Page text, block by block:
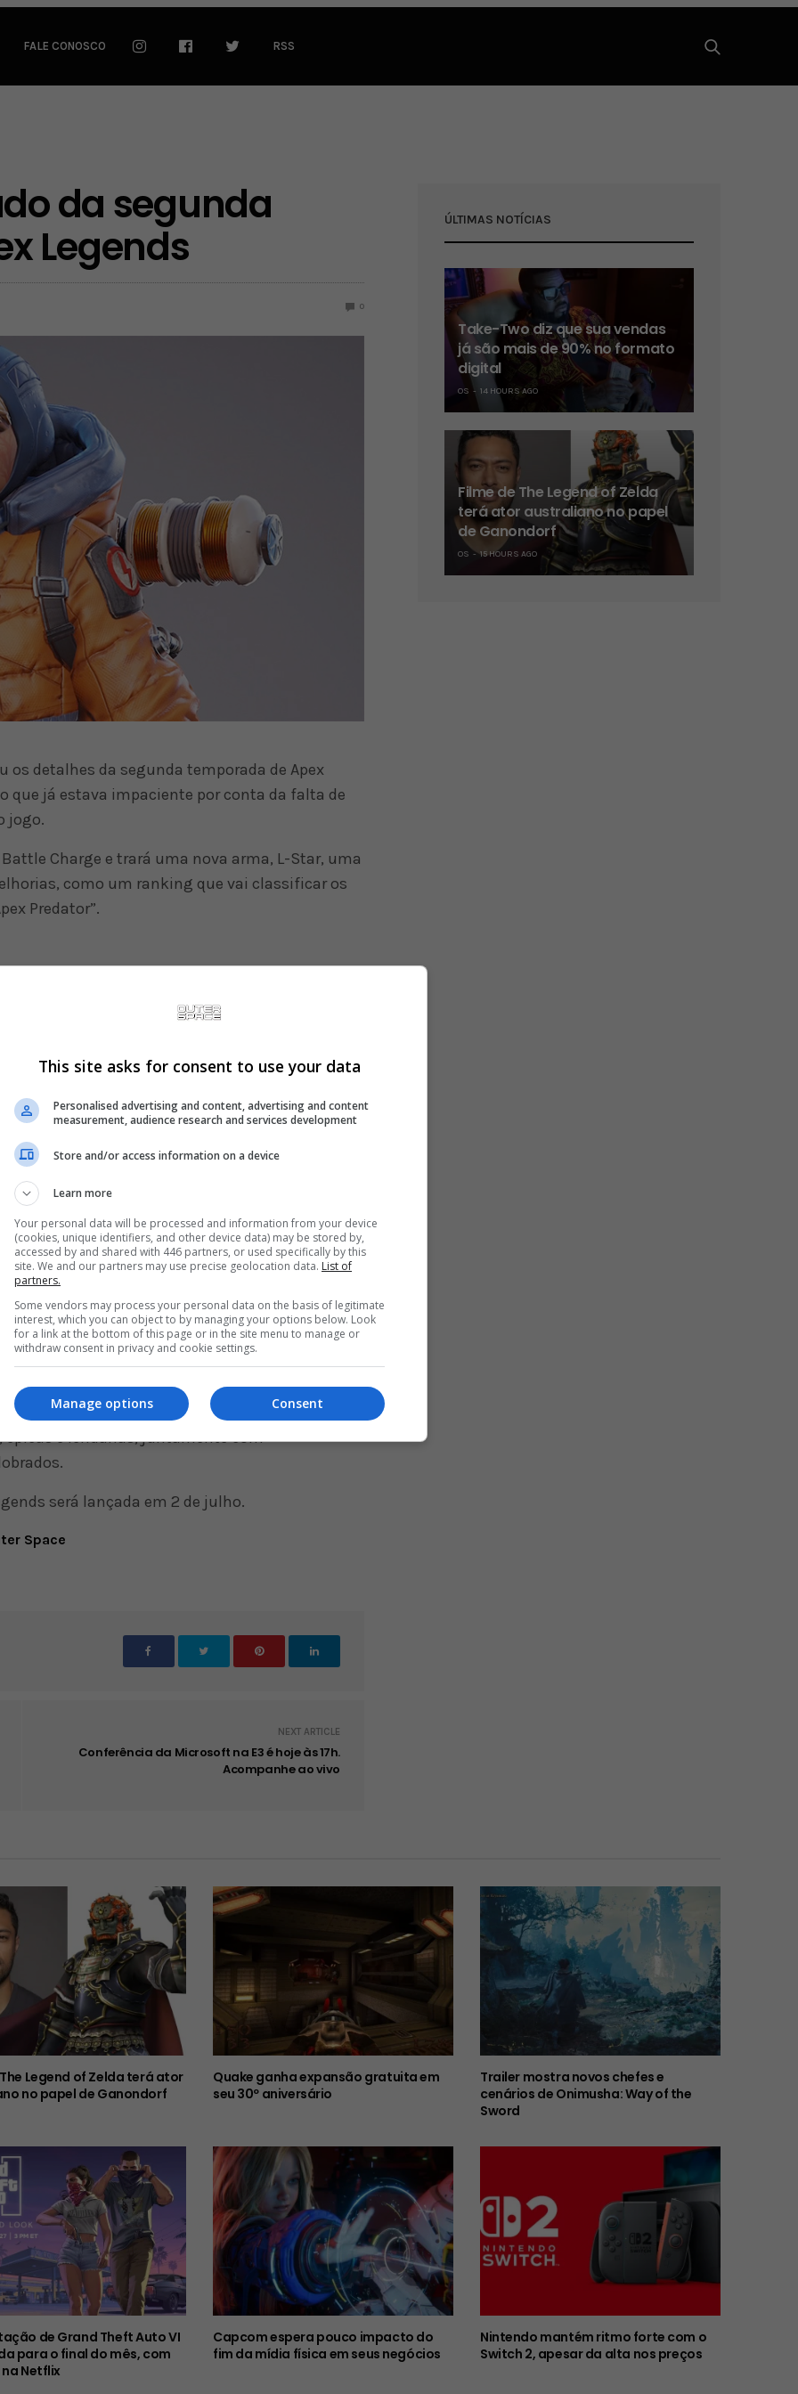
FALE CONOSCO RSS
da segunda
Legends
0
os detalhes da segunda temporada de Apex
que já estava impaciente por conta da falta de
jogo.
Charge e trará uma nova arma, L-Star, uma
como um ranking que vai classificar os
Predator”.
ser adicionada a Apex Legends desde o
novos para o campo de batalha, como sua
inimigos capturados em seu raio. Sua
da arena, por isso conhece e se relaciona
um novo evento limitado chamado “The
duas semanas, incluirá desafios para os
e lendárias, juntamente com
será lançada em 2 de julho.
Space
NEXT ARTICLE
Conferência da Microsoft na E3 é hoje às 17h.
Acompanhe ao vivo
ÚLTIMAS NOTÍCIAS
Take-Two diz que sua vendas
já são mais de 90% no formato
digital
OS 14 HOURS AGO
Filme de The Legend of Zelda
terá ator australiano no papel
de Ganondorf
OS 15 HOURS AGO
Legend of Zelda terá ator
no papel de Ganondorf
Quake ganha expansão gratuita em
seu 30º aniversário
Trailer mostra novos chefes e
cenários de Onimusha: Way of the
Sword
de Grand Theft Auto VI
para o final do mês, com
Netflix
Capcom espera pouco impacto do
fim da mídia física em seus negócios
Nintendo mantém ritmo forte com o
Switch 2, apesar da alta nos preços
This site asks for consent to use your data
Personalised advertising and content, advertising and content
measurement, audience research and services development
Store and/or access information on a device
Learn more
Your personal data will be processed and information from your device
(cookies, unique identifiers, and other device data) may be stored by,
accessed by and shared with 446 partners, or used specifically by this
site. We and our partners may use precise geolocation data. List of
partners.
Some vendors may process your personal data on the basis of legitimate
interest, which you can object to by managing your options below. Look
for a link at the bottom of this page or in the site menu to manage or
withdraw consent in privacy and cookie settings.
Consent
Manage options